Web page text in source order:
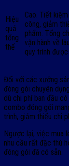
Hiệu
quả
tổng
thể
Cao. Tiết
công, giảm
phẩm. Tổng
vận hành về
quy trình
Đối với các xưởng
đóng gói chuyên
dù chi phí ban đầu
combo đóng gói
trình, giảm thiểu chi
Ngược lại, việc mua
nhu cầu rất đặc thù
đóng gói đã có sẵn.